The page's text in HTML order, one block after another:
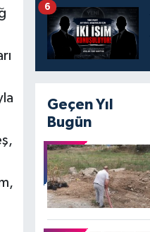
6
Geçen Yıl
Bugün